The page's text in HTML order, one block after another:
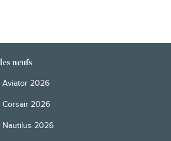
neufs
Aviator 2026
Corsair 2026
Nautilus 2026